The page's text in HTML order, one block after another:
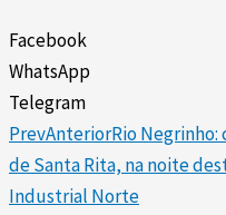
Facebook
WhatsApp
Telegram
PrevAnteriorRio Negrinho:
de Santa Rita, na noite
Industrial Norte